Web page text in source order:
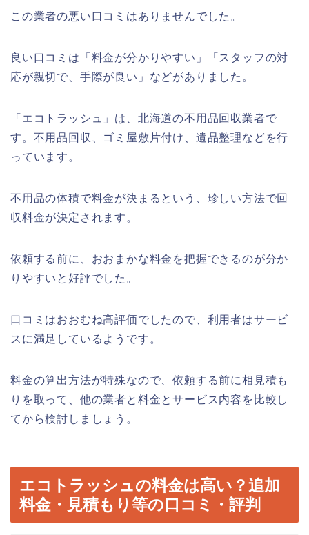
この業者の悪い口コミはありませんでした。
良い口コミは「料金が分かりやすい」「スタッフの対
応が親切で、手際が良い」などがありました。
「エコトラッシュ」は、北海道の不用品回収業者で
す。不用品回収、ゴミ屋敷片付け、遺品整理などを行
っています。
不用品の体積で料金が決まるという、珍しい方法で回
収料金が決定されます。
依頼する前に、おおまかな料金を把握できるのが分か
りやすいと好評でした。
口コミはおおむね高評価でしたので、利用者はサービ
スに満足しているようです。
料金の算出方法が特殊なので、依頼する前に相見積も
りを取って、他の業者と料金とサービス内容を比較し
てから検討しましょう。
エコトラッシュの料金は高い？追加
料金・見積もり等の口コミ・評判